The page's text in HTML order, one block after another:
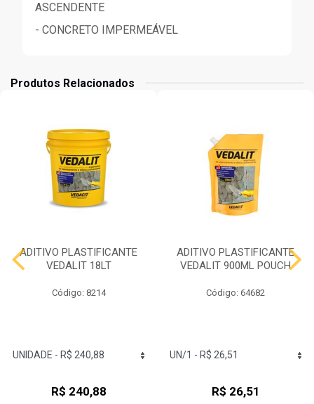
ASCENDENTE
- CONCRETO IMPERMEÁVEL
Produtos Relacionados
ADITIVO PLASTIFICANTE
VEDALIT 18LT
Código: 8214
R$ 240,88
ADITIVO PLASTIFICANTE
VEDALIT 900ML POUCH
Código: 64682
R$ 26,51